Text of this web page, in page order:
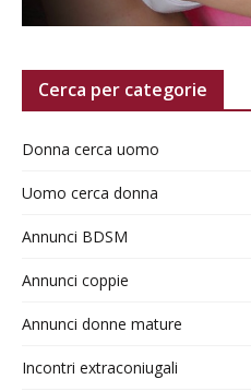
Cerca per categorie
Donna cerca uomo
Uomo cerca donna
Annunci BDSM
Annunci coppie
Annunci donne mature
Incontri extraconiugali